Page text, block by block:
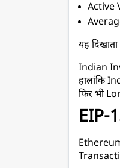
Active
यह
Indian
हालांकि
फिर भी
EIP-